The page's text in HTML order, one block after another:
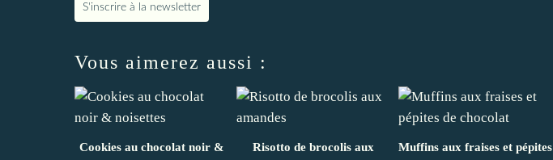
S'inscrire à la newsletter
Vous aimerez aussi :
Cookies au chocolat noir &
Risotto de brocolis aux
Muffins aux fraises et pépites